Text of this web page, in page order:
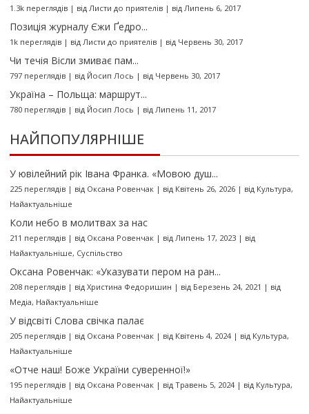
1.3k переглядів| від Листи до приятелів| від Липень 6, 2017
Позиція журналу Єжи Ґедро...
1k переглядів| від Листи до приятелів| від Червень 30, 2017
Чи течія Вісли змиває пам...
797 переглядів| від Йосип Лось | від Червень 30, 2017
Україна – Польща: маршрут...
780 переглядів| від Йосип Лось | від Липень 11, 2017
НАЙПОПУЛЯРНІШЕ
У ювілейний рік Івана Франка. «Мовою душ...
225 переглядів| від Оксана Ровенчак| від Квітень 26, 2026| від Культура,
Найактуальніше
Коли небо в молитвах за нас
211 переглядів| від Оксана Ровенчак| від Липень 17, 2023| від
Найактуальніше, Суспільство
Оксана Ровенчак: «Указувати пером на ран...
208 переглядів| від Христина Федоришин | від Березень 24, 2021 | від
Медіа, Найактуальніше
У відсвіті Слова свічка палає
205 переглядів| від Оксана Ровенчак| від Квітень 4, 2024| від Культура,
Найактуальніше
«Отче наш! Боже України суверенної!»
195 переглядів| від Оксана Ровенчак| від Травень 5, 2024| від Культура,
Найактуальніше